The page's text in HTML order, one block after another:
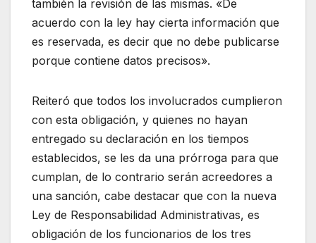
también la revisión de las mismas. «De
acuerdo con la ley hay cierta información que
es reservada, es decir que no debe publicarse
porque contiene datos precisos».
Reiteró que todos los involucrados cumplieron
con esta obligación, y quienes no hayan
entregado su declaración en los tiempos
establecidos, se les da una prórroga para que
cumplan, de lo contrario serán acreedores a
una sanción, cabe destacar que con la nueva
Ley de Responsabilidad Administrativas, es
obligación de los funcionarios de los tres